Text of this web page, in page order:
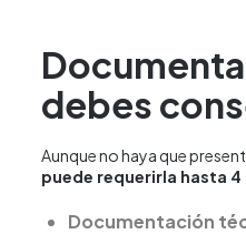
debes
Aunque no haya que
puede requerirla hasta 4
Documentación